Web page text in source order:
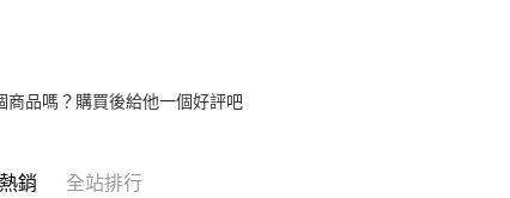
商品嗎？購買後給他一個好評吧
銷 全站排行